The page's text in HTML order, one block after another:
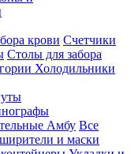
крови Счетчики
Столы для забора
Холодильники
Амбу Все
и маски